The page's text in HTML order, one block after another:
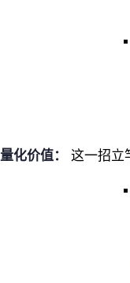
量化价值： 这一招立